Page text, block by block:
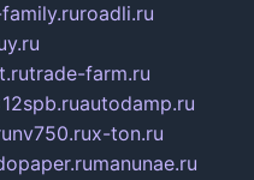
roadli.ru
trade-farm.ru
autodamp.ru
nv750.rux-ton.ru
manunae.ru